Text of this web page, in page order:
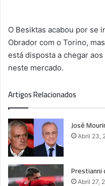
O Besiktas acabou por se
Obrador com o Torino,
está disposta a chegar
neste mercado.
Artigos Relacionados
José
Abril 23,
Prestianni
Abril 27,